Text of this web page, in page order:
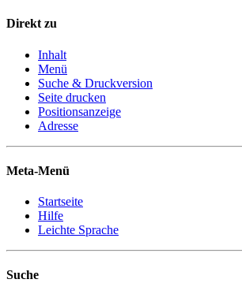
Direkt zu
Inhalt
Menü
Suche & Druckversion
Seite drucken
Positionsanzeige
Adresse
Meta-Menü
Startseite
Hilfe
Leichte Sprache
Suche